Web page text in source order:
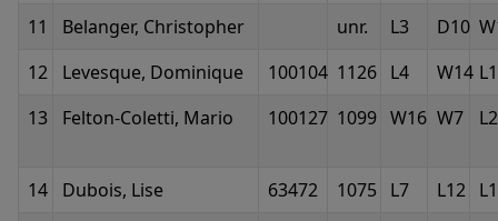
11
Belanger, Christopher unr. L3 D10
12
Levesque, Dominique 100104 1126 L4 W14
13
Felton-Coletti, Mario 100127 1099 W16 W7 L2
14 Dubois, Lise 63472 1075 L7 L12